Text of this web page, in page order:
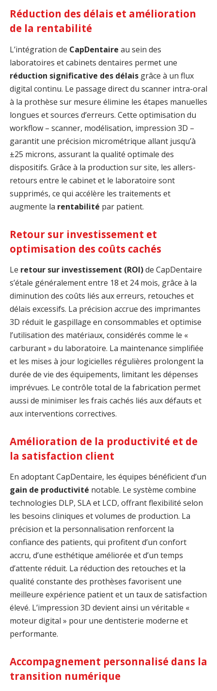
Réduction des délais et amélioration
de la rentabilité
L’intégration de CapDentaire au sein des
laboratoires et cabinets dentaires permet une
réduction significative des délais grâce à un flux
digital continu. Le passage direct du scanner intra-oral
à la prothèse sur mesure élimine les étapes manuelles
longues et sources d’erreurs. Cette optimisation du
workflow – scanner, modélisation, impression 3D –
garantit une précision micrométrique allant jusqu’à
±25 microns, assurant la qualité optimale des
dispositifs. Grâce à la production sur site, les allers-
retours entre le cabinet et le laboratoire sont
supprimés, ce qui accélère les traitements et
augmente la rentabilité par patient.
Retour sur investissement et
optimisation des coûts cachés
Le retour sur investissement (ROI)de CapDentaire
s’étale généralement entre 18 et 24 mois, grâce à la
diminution des coûts liés aux erreurs, retouches et
délais excessifs. La précision accrue des imprimantes
3D réduit le gaspillage en consommables et optimise
l’utilisation des matériaux, considérés comme le «
carburant » du laboratoire. La maintenance simplifiée
et les mises à jour logicielles régulières prolongent la
durée de vie des équipements, limitant les dépenses
imprévues. Le contrôle total de la fabrication permet
aussi de minimiser les frais cachés liés aux défauts et
aux interventions correctives.
Amélioration de la productivité et de
la satisfaction client
En adoptant CapDentaire, les équipes bénéficient d’un
gain de productivité notable. Le système combine
technologies DLP, SLA et LCD, offrant flexibilité selon
les besoins cliniques et volumes de production. La
précision et la personnalisation renforcent la
confiance des patients, qui profitent d’un confort
accru, d’une esthétique améliorée et d’un temps
d’attente réduit. La réduction des retouches et la
qualité constante des prothèses favorisent une
meilleure expérience patient et un taux de satisfaction
élevé. L’impression 3D devient ainsi un véritable «
moteur digital » pour une dentisterie moderne et
performante.
Accompagnement personnalisé dans la
transition numérique